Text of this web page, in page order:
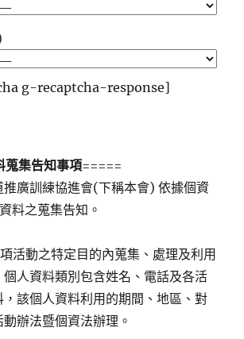
g-recaptcha-response]
蒐集告知事項=====
推廣訓練協進會(下稱本會) 依據個資
料之蒐集告知。
活動之特定目的內蒐集、處理及利用
人資料類別包含姓名、電話及各活
該個人資料利用的期間、地區、對
辦法暨個資法辦理。